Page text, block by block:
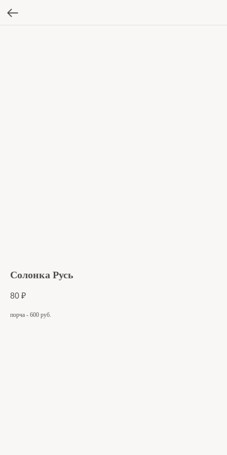
Солонка Русь
80 ₽
порча - 600 руб.